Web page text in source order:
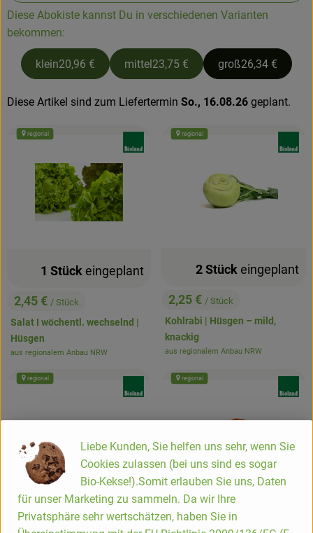
Hofladen
Diese Abokiste kannst Du in verschiedenen Varianten
bekommen:
klein20,96 € mittel23,75 € groß26,34 €
Diese Artikel sind zum Liefertermin So., 16.08.26 geplant.
, Preis:
2,45 € / Stück
Salat I wöchentl. wechselnd |
Hüsgen
, Herkunft:
aus regionalem Anbau NRW
1 Stück eingeplant
regional
, Preis:
2,25 € / Stück
Kohlrabi | Hüsgen – mild,
knackig
, Herkunft:
aus regionalem Anbau NRW
2 Stück eingeplant
regional
regional
1.2 kg
regional
Liebe Kunden, Sie helfen uns sehr, wenn Sie
Cookies zulassen (bei uns sind es sogar
Bio-Kekse!).Somit erlauben Sie uns, Daten
für unser Marketing zu sammeln. Da wir Ihre
Privatsphäre sehr wertschätzen, haben Sie in